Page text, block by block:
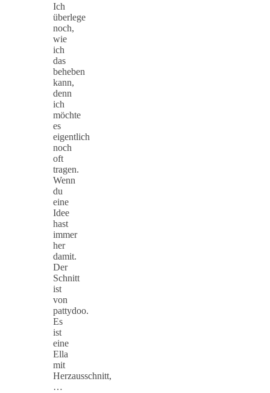
Ich
überlege
noch,
wie
ich
das
beheben
kann,
denn
ich
möchte
es
eigentlich
noch
oft
tragen.
Wenn
du
eine
Idee
hast
immer
her
damit.
Der
Schnitt
ist
von
pattydoo.
Es
ist
eine
Ella
mit
Herzausschnitt,
…